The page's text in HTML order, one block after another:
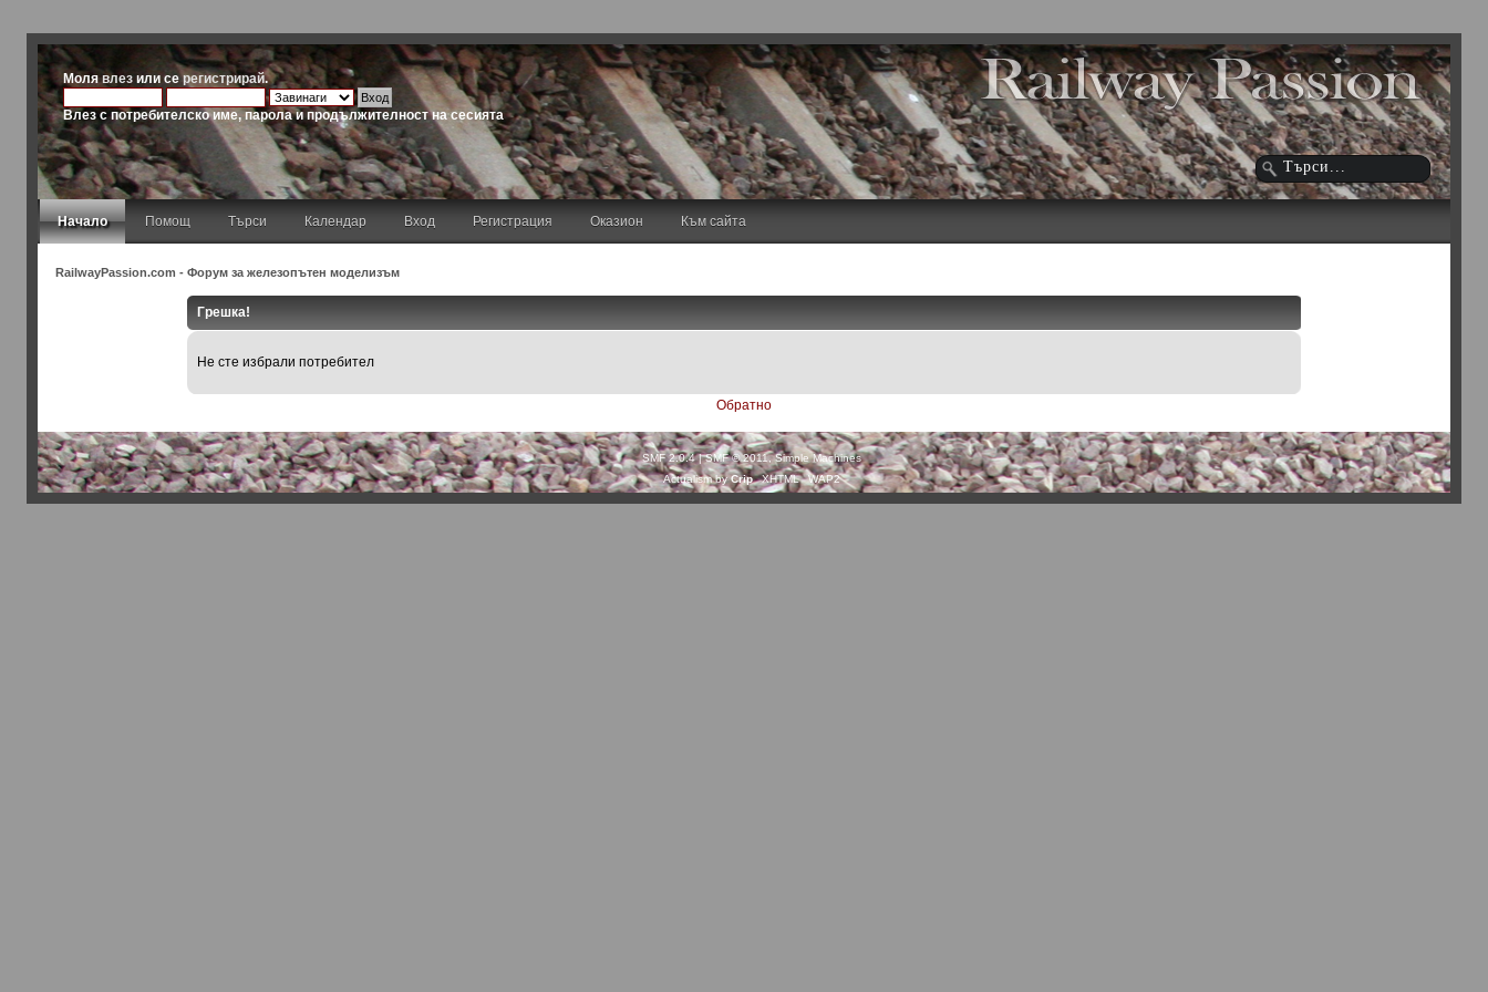
Молявлез или серегистрирай.
Влез с потребителско име, парола и продължителност на сесията
Начало Помощ Търси Календар Вход Регистрация Оказион Към сайта
RailwayPassion.com - Форум за железопътен моделизъм
Грешка!
Не сте избрали потребител
Обратно
SMF 2.0.4|SMF © 2011,Simple Machines
Actualism byCrip XHTML WAP2